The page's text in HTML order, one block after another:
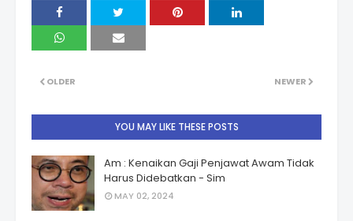
NEWER
OLDER
YOU MAY LIKE THESE POSTS
Am : Kenaikan Gaji Penjawat Awam Tidak
Harus Didebatkan - Sim
MAY 02, 2024